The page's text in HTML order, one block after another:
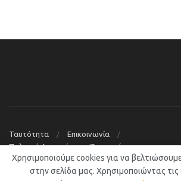
Ταυτότητα
Επικοινωνία
Πολιτική Απορρήτου – Όροι χρήσης
© 2019Νέα Μουδανιά Blog
Χρησιμοποιούμε cookies για να
στην σελίδα μας. Χρησιμοποιώντας τις